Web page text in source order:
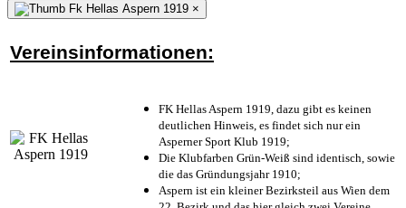
×
Vereinsinformationen:
FK Hellas Aspern 1919, dazu gibt es keinen
deutlichen Hinweis, es findet sich nur ein
Asperner Sport Klub 1919;
Die Klubfarben Grün-Weiß sind identisch, sowie
die das Gründungsjahr 1910;
Aspern ist ein kleiner Bezirksteil aus Wien dem